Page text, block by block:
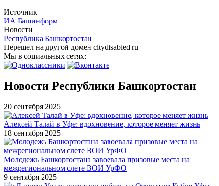
Источник
ИА Башинформ
Новости
Республика Башкортостан
Перешел на другой домен citydisabled.ru
Мы в социальных сетях:
Новости Республики Башкортостан
20 сентября 2025
Алексей Талай в Уфе: вдохновение, которое меняет жизнь
18 сентября 2025
Молодежь Башкортостана завоевала призовые места на
межрегиональном слете ВОИ УрФО
9 сентября 2025